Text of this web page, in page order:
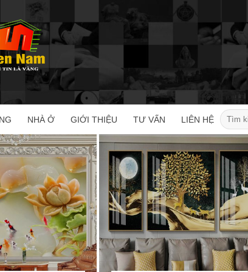
NHÀ Ở GIỚI THIỆU TƯ VẤN LIÊN HỆ
Tìm
kiếm: